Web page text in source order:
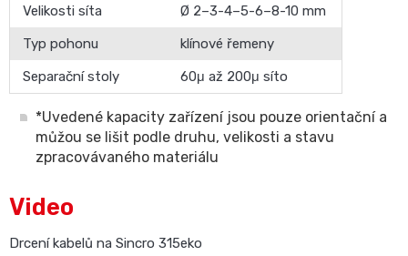
Velikosti síta
Ø 2–3-4–5-6–8-10 mm
Typ pohonu
klínové řemeny
Separační stoly
60μ až 200μ síto
*Uvedené kapacity zařízení jsou pouze orientační a
můžou se lišit podle druhu, velikosti a stavu
zpracovávaného materiálu
Video
Drcení kabelů na Sincro 315eko